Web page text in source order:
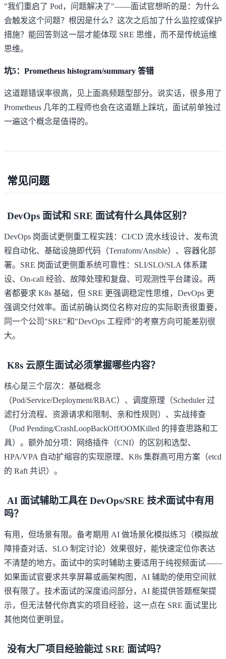
"我们重启了 Pod，问题解决了"——面试官想听的是：为什么
会触发这个问题？根因是什么？这次之后加了什么监控或保护
措施？能回答到这一层才能体现 SRE 思维，而不是传统运维
思维。
坑5：Prometheus histogram/summary 答错
这道题错误率很高，见上面高频题型部分。说实话，很多用了
Prometheus 几年的工程师也会在这道题上踩坑，面试前单独过
一遍这个概念是值得的。
常见问题
DevOps 面试和 SRE 面试有什么具体区别？
DevOps 岗面试更侧重工程实践：CI/CD 流水线设计、发布流
程自动化、基础设施即代码（Terraform/Ansible）、容器化部
署。SRE 岗面试更侧重系统可靠性：SLI/SLO/SLA 体系建
设、On-call 经验、故障处理和复盘、可观测性平台建设。两
者都要求 K8s 基础，但 SRE 更强调稳定性思维，DevOps 更
强调交付效率。面试前确认岗位名称对应的实际职责很重要，
同一个公司"SRE"和"DevOps 工程师"的考察方向可能差别很
大。
K8s 云原生面试必须掌握哪些内容？
核心是三个层次：基础概念
（Pod/Service/Deployment/RBAC）、调度原理（Scheduler 过
滤打分流程、资源请求和限制、亲和性规则）、实战排查
（Pod Pending/CrashLoopBackOff/OOMKilled 的排查思路和工
具）。额外加分项：网络插件（CNI）的区别和选型、
HPA/VPA 自动扩缩容的实现原理、K8s 集群高可用方案（etcd
的 Raft 共识）。
AI 面试辅助工具在 DevOps/SRE 技术面试中有用
吗？
有用，但场景有限。备考期用 AI 做场景化模拟练习（模拟故
障排查对话、SLO 制定讨论）效果很好，能快速定位你表达
不清楚的地方。面试中的实时辅助主要适用于纯视频面试——
如果面试官要求共享屏幕或画架构图，AI 辅助的使用空间就
很有限了。技术面试的深度追问部分，AI 能提供答题框架提
示，但无法替代你真实的项目经验，这一点在 SRE 面试里比
其他岗位更明显。
没有大厂项目经验能过 SRE 面试吗？